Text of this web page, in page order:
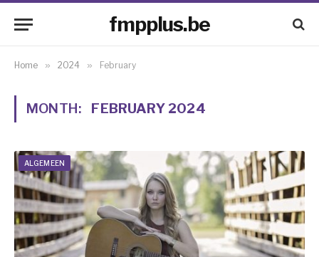
fmpplus.be
Home » 2024 » February
MONTH: FEBRUARY 2024
ALGEMEEN